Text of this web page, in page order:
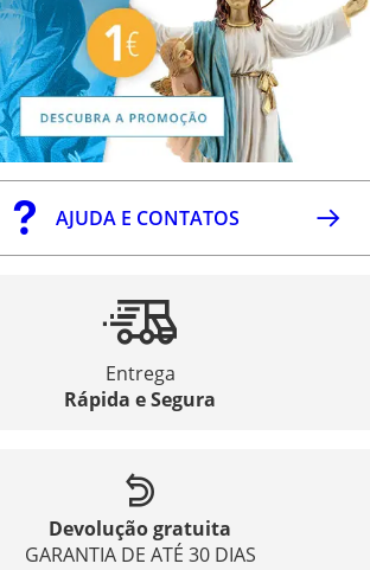
AJUDA E CONTATOS
Entrega
Rápida e Segura
Devolução gratuita
GARANTIA DE ATÉ 30 DIAS